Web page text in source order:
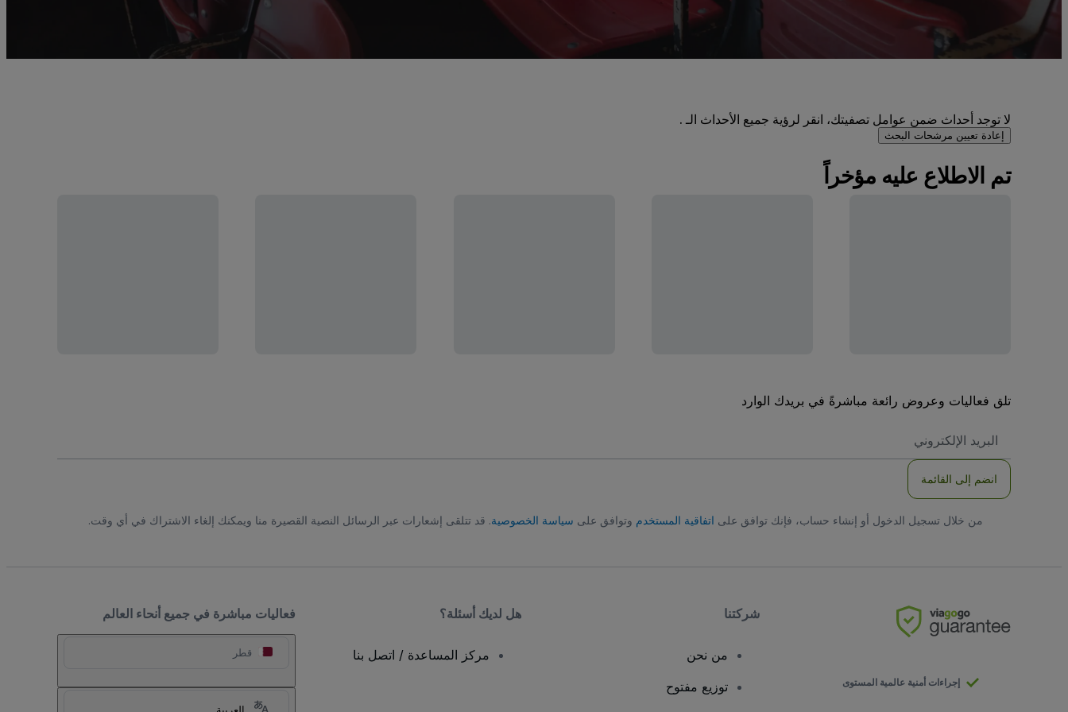
لا توجد أحداث ضمن عوامل تصفيتك، انقر لرؤية جميع الأحداث الـ .
إعادة تعيين مرشحات البحث
تم الاطلاع عليه مؤخراً
تلق فعاليات وعروض رائعة مباشرةً في بريدك الوارد
الاكتروني
انضم إلى القائمة
من خلال تسجيل الدخول أو إنشاء حساب، فإنك توافق على اتفاقية المستخدم وتوافق على سياسة الخصوصية. قد تتلقى إشعارات عبر الرسائل النصية القصيرة منا ويمكنك إلغاء الاشتراك في أي وقت.
فعاليات مباشرة في جميع أنحاء العالم
قطر
إجراءات أمنية عالمية المستوى
شركتنا
من نحن
توزيع مفتوح
هل لديك أسئلة؟
مركز المساعدة / اتصل بنا